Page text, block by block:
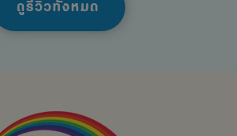
ดูรีวิวทั้งหมด